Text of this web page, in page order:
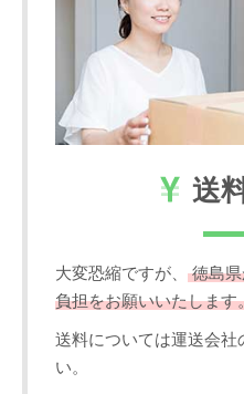
送
大変恐縮ですが、 徳島県
負担をお願いいたします
送料については運送会社
い。